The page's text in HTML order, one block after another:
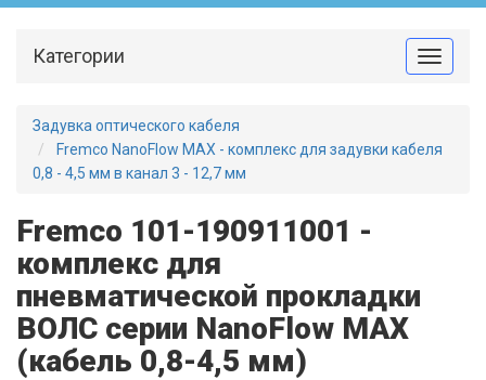
Toggle
Категории
Задувка оптического кабеля
Fremco NanoFlow MAX - комплекс для задувки кабеля
0,8 - 4,5 мм в канал 3 - 12,7 мм
Fremco 101-190911001 -
комплекс для
пневматической прокладки
ВОЛС серии NanoFlow MAX
(кабель 0,8-4,5 мм)